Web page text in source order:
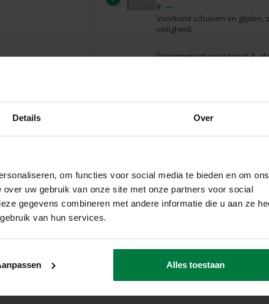
Details Over
om functies voor social media te bieden en om ons
uw gebruik van onze site met onze partners voor social
gegevens combineren met andere informatie die u aan ze
van hun services.
Alles toestaan
€ —
Voorkomt schuiven en glijden,
veiligheid.
Reinigingsset voor tapijt &
Complete verzorgingsset: incl.
vlekkenwonder, handdoekje
* Definitieve
Product